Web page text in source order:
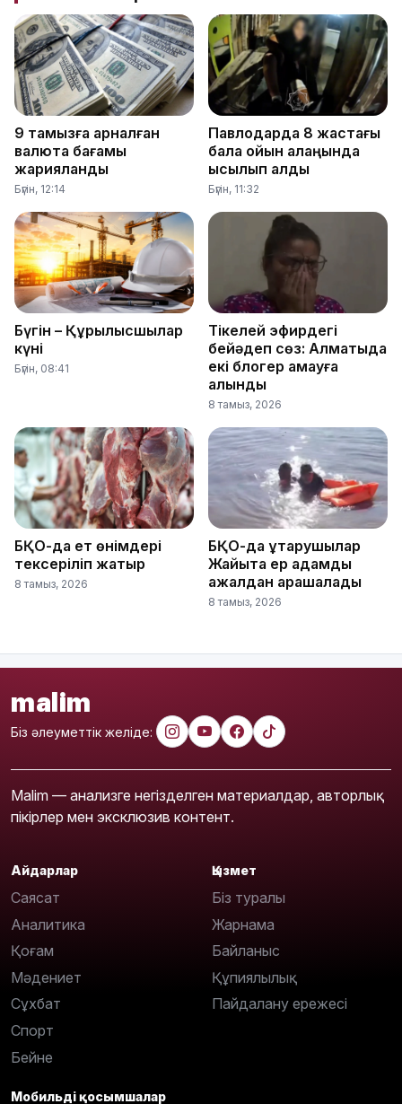
9 тамызға арналған
валюта бағамы
жарияланды
Бүгін, 12:14
Павлодарда 8 жастағы
бала ойын алаңында
қысылып қалды
Бүгін, 11:32
Бүгін – Құрылысшылар
күні
Бүгін, 08:41
Тікелей эфирдегі
бейәдеп сөз: Алматыда
екі блогер қамауға
алынды
8 тамыз, 2026
БҚО-да ет өнімдері
тексеріліп жатыр
8 тамыз, 2026
БҚО-да құтқарушылар
Жайықта ер адамды
ажалдан арашалады
8 тамыз, 2026
malim
Біз әлеуметтік желіде:
Malim — анализге негізделген материалдар, авторлық
пікірлер мен эксклюзив контент.
Айдарлар
Саясат
Аналитика
Қоғам
Мәдениет
Сұхбат
Спорт
Бейне
Қызмет
Біз туралы
Жарнама
Байланыс
Құпиялылық
Пайдалану ережесі
Мобильді қосымшалар